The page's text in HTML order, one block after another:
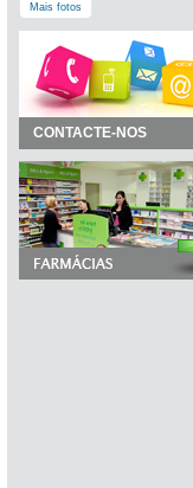
Mais fotos
CONTACTE-NOS